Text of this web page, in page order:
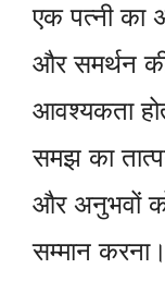
एक पत्नी का
और समर्थन की
आवश्यकता
समझ का
और अनुभवों
सम्मान